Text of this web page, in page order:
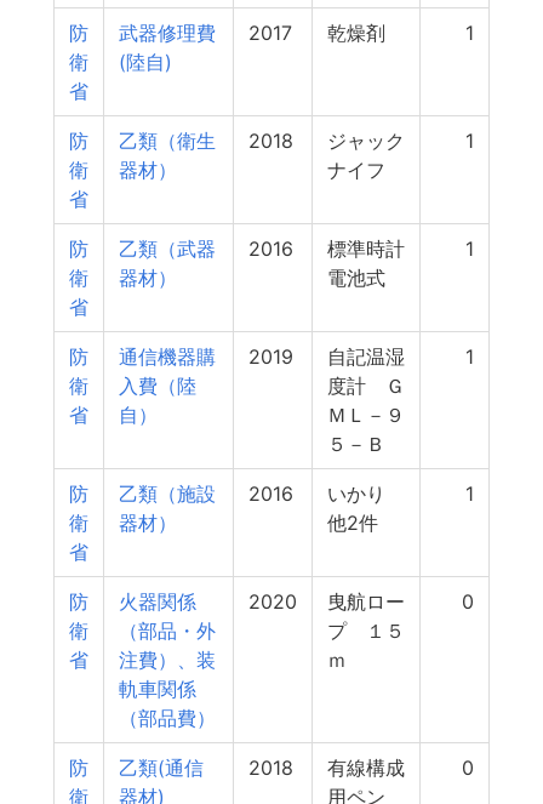
防
衛
省
武器修理費
(陸自)
2017 乾燥剤 1
防
衛
省
乙類（衛生
器材）
2018
ジャック
ナイフ
1
防
衛
省
乙類（武器
器材）
2016
標準時計
電池式
1
防
衛
省
通信機器購
入費（陸
自）
2019
自記温湿
度計 Ｇ
ＭＬ－９
５－Ｂ
1
防
衛
省
乙類（施設
器材）
2016
いかり
他2件
1
防
衛
省
火器関係
（部品・外
注費）、装
軌車関係
（部品費）
2020
曳航ロー
プ １５
ｍ
0
防
衛
乙類(通信
器材)
2018
有線構成
用ペン
0